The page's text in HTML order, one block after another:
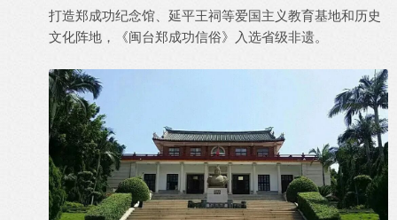
打造郑成功纪念馆、延平王祠等爱国主义教育基地和历史
文化阵地，《闽台郑成功信俗》入选省级非遗。